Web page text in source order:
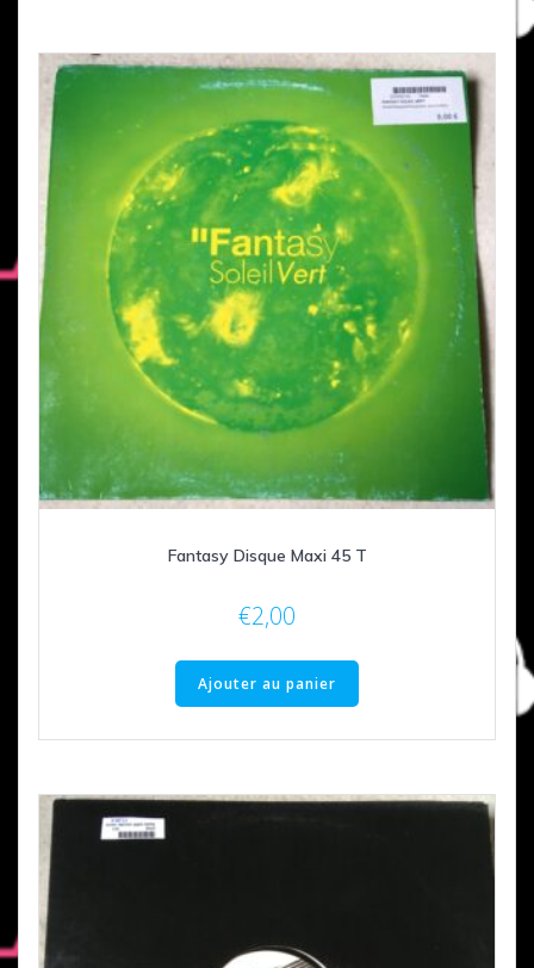
Fantasy Disque Maxi 45 T
€2,00
Ajouter au panier